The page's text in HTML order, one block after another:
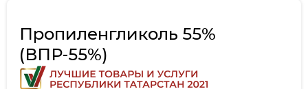
Пропиленгликоль 55%
(ВПР-55%)